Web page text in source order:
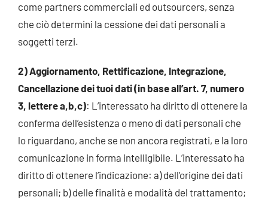
come partners commerciali ed outsourcers, senza
che ciò determini la cessione dei dati personali a
soggetti terzi.
2) Aggiornamento, Rettificazione, Integrazione,
Cancellazione dei tuoi dati (in base all’art. 7, numero
3, lettere a,b,c): L’interessato ha diritto di ottenere la
conferma dell’esistenza o meno di dati personali che
lo riguardano, anche se non ancora registrati, e la loro
comunicazione in forma intelligibile. L’interessato ha
diritto di ottenere l’indicazione: a) dell’origine dei dati
personali; b) delle finalità e modalità del trattamento;